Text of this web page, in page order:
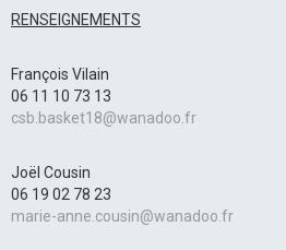
RENSEIGNEMENTS
François Vilain
06 11 10 73 13
csb.basket18@wanadoo.fr
Joël Cousin
06 19 02 78 23
marie-anne.cousin@wanadoo.fr